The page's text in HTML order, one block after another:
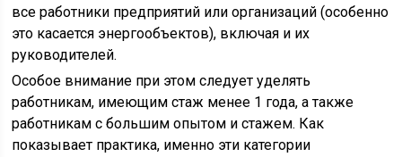
все работники предприятий или организаций (особенно
это касается энергообъектов), включая и их
руководителей.
Особое внимание при этом следует уделять
работникам, имеющим стаж менее 1 года, а также
работникам с большим опытом и стажем. Как
показывает практика, именно эти категории